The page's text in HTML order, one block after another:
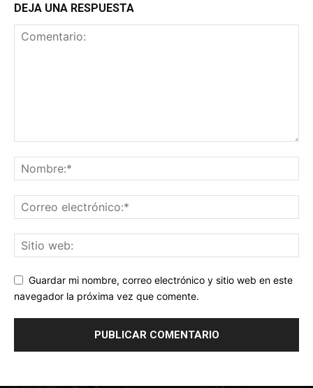
DEJA UNA RESPUESTA
Guardar mi nombre, correo electrónico y sitio web en este
navegador la próxima vez que comente.